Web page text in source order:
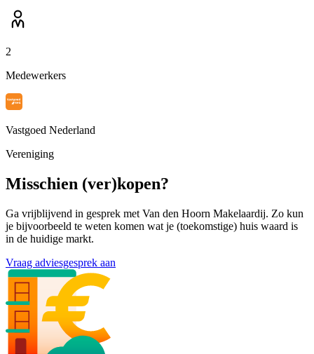
2
Medewerkers
Vastgoed Nederland
Vereniging
Misschien (ver)kopen?
Ga vrijblijvend in gesprek met Van den Hoorn Makelaardij. Zo kun
je bijvoorbeeld te weten komen wat je (toekomstige) huis waard is
in de huidige markt.
Vraag adviesgesprek aan